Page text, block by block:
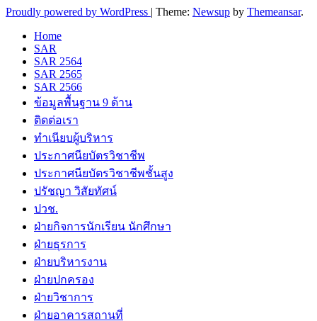
Proudly powered by WordPress | Theme: Newsup by Themeansar.
Home
SAR
SAR 2564
SAR 2565
SAR 2566
ข้อมูลพื้นฐาน 9 ด้าน
ติดต่อเรา
ทำเนียบผู้บริหาร
ประกาศนียบัตรวิชาชีพ
ประกาศนียบัตรวิชาชีพชั้นสูง
ปรัชญา วิสัยทัศน์
ปวช.
ฝ่ายกิจการนักเรียน นักศึกษา
ฝ่ายธุรการ
ฝ่ายบริหารงาน
ฝ่ายปกครอง
ฝ่ายวิชาการ
ฝ่ายอาคารสถานที่